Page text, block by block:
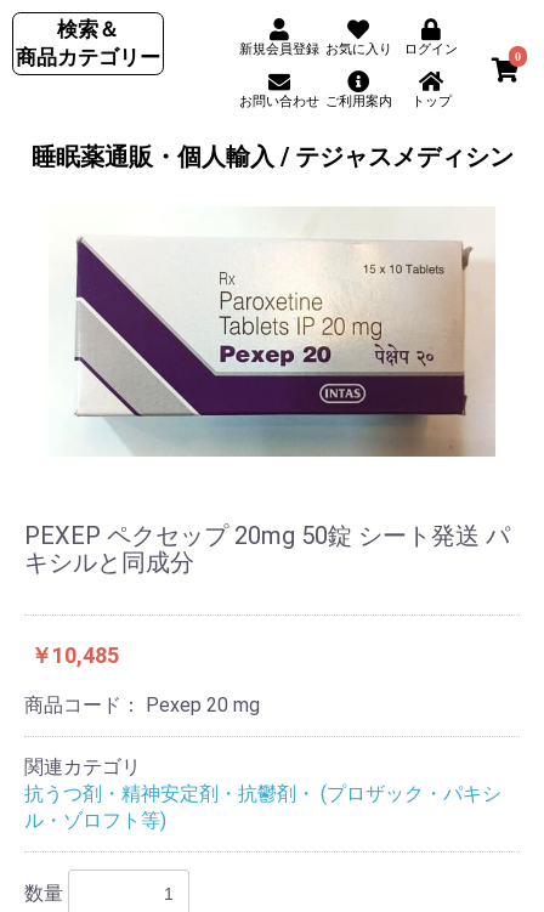
検索＆
商品カテゴリー
新規会員登録 お気に入り ログイン
お問い合わせ ご利用案内 トップ
0
睡眠薬通販・個人輸入 / テジャスメディシン
PEXEP ペクセップ 20mg 50錠 シート発送 パ
キシルと同成分
￥10,485
商品コード： Pexep 20 mg
関連カテゴリ
抗うつ剤・精神安定剤・抗鬱剤・ (プロザック・パキシ
ル・ゾロフト等)
数量